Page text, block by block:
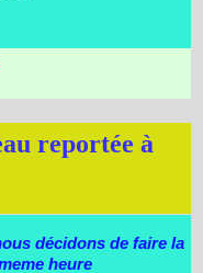
reportée à
décidons de faire la
heure